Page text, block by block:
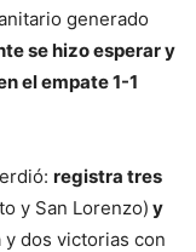
generado
se hizo esperar y
el empate 1-1
registra tres
y San Lorenzo) y
y dos victorias con